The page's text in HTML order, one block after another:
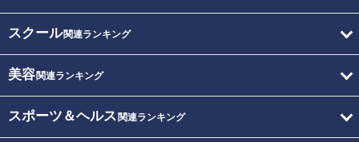
スクール関連ランキング
美容関連ランキング
スポーツ＆ヘルス 関連ランキング